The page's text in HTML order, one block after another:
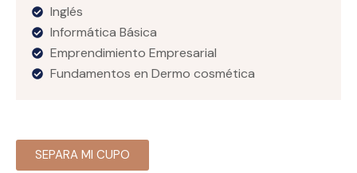
Inglés
Informática Básica
Emprendimiento Empresarial
Fundamentos en Dermo cosmética
SEPARA MI CUPO